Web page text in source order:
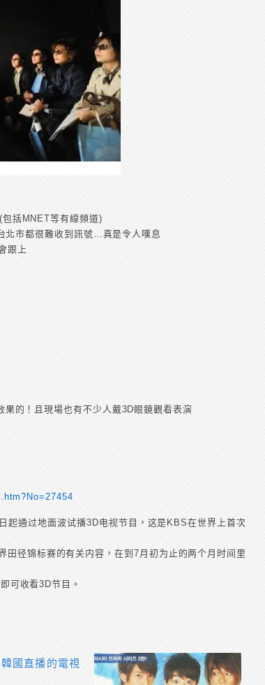
括MNET等有線頻道)
北市都很難收到訊號…真是令人嘆息
跟上
的！且現場也有不少人戴3D眼鏡觀看表演
起通过地面波试播3D电视节目，这是KBS在世界上首次
径锦标赛的有关内容，在到7月初为止的两个月时间里
可收看3D节目。
國直播的電視